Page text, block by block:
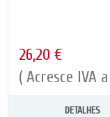
26,20 €
( Acresce IVA
DETALHES